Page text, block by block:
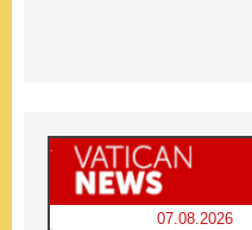
07.08.2026